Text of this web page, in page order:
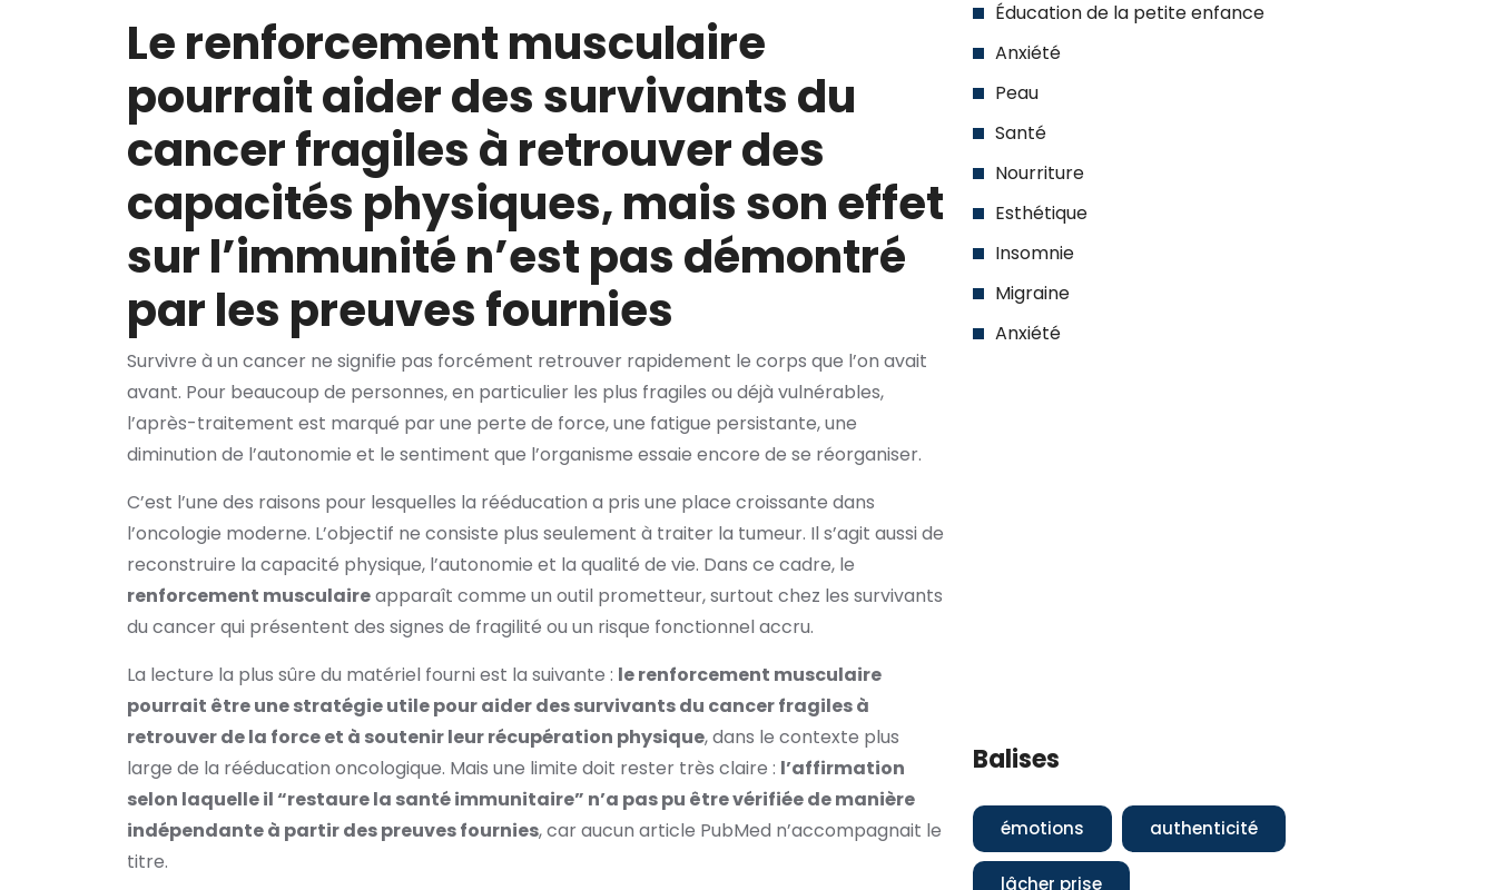
Le renforcement musculaire
pourrait aider des survivants du
cancer fragiles à retrouver des
capacités physiques, mais son effet
sur l’immunité n’est pas démontré
par les preuves fournies
Survivre à un cancer ne signifie pas forcément retrouver rapidement le corps que l’on avait
avant. Pour beaucoup de personnes, en particulier les plus fragiles ou déjà vulnérables,
l’après-traitement est marqué par une perte de force, une fatigue persistante, une
diminution de l’autonomie et le sentiment que l’organisme essaie encore de se réorganiser.
C’est l’une des raisons pour lesquelles la rééducation a pris une place croissante dans
l’oncologie moderne. L’objectif ne consiste plus seulement à traiter la tumeur. Il s’agit aussi de
reconstruire la capacité physique, l’autonomie et la qualité de vie. Dans ce cadre, le
renforcement musculaireapparaît comme un outil prometteur, surtout chez les survivants
du cancer qui présentent des signes de fragilité ou un risque fonctionnel accru.
La lecture la plus sûre du matériel fourni est la suivante : le renforcement musculaire
pourrait être une stratégie utile pour aider des survivants du cancer fragiles à
retrouver de la force et à soutenir leur récupération physique, dans le contexte plus
large de la rééducation oncologique. Mais une limite doit rester très claire : l’affirmation
selon laquelle il “restaure la santé immunitaire” n’a pas pu être vérifiée de manière
indépendante à partir des preuves fournies, car aucun article PubMed n’accompagnait le
titre.
Éducation de la petite enfance
Anxiété
Peau
Santé
Nourriture
Esthétique
Insomnie
Migraine
Anxiété
Balises
émotions authenticité
lâcher prise